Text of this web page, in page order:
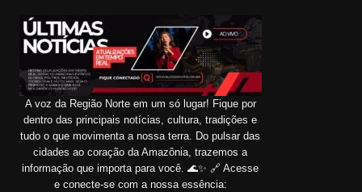
A voz da Região Norte em um só lugar! Fique por
dentro das principais notícias, cultura, tradições e
tudo o que movimenta a nossa terra. Do pulsar das
cidades ao coração da Amazônia, trazemos a
informação que importa para você. 🌊✨ 🔗 Acesse
e conecte-se com a nossa essência: